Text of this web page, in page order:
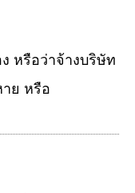
หรือว่าจ้างบริษัท
าย หรือ